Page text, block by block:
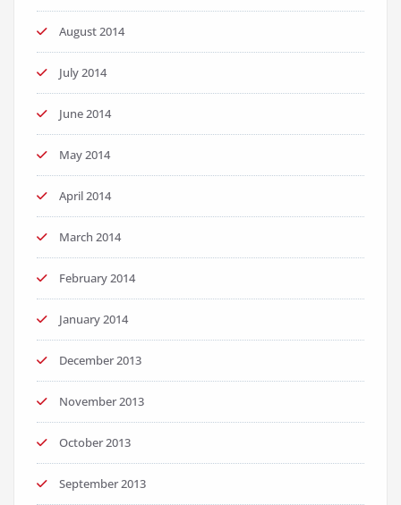
August 2014
July 2014
June 2014
May 2014
April 2014
March 2014
February 2014
January 2014
December 2013
November 2013
October 2013
September 2013